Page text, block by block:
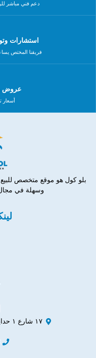
دعم فني مباشر
استشارات
فريقنا المختص
عروض
أسعار
بلو كول هو موقع متخصص للبيع
وسهلة في مجال
١٧ شارع ١ حدايق حلوان بجوار محكمه الاسره